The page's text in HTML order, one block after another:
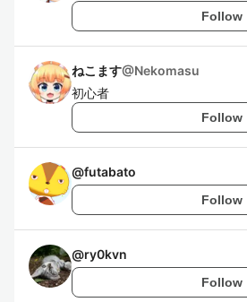
Follow
ねこます@Nekomasu
初心者
Follow
@futabato
Follow
@ry0kvn
Follow